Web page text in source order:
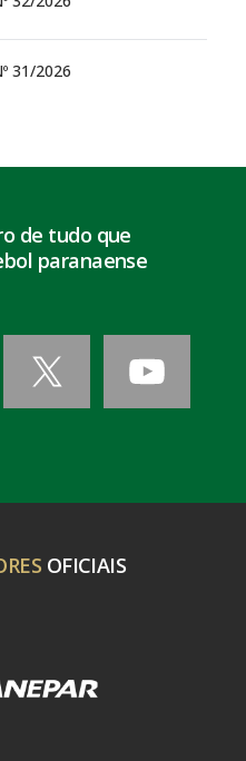
31/2026
de tudo que
paranaense
OFICIAIS